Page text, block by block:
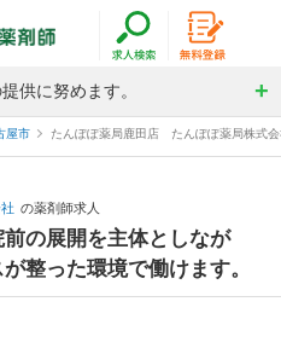
供に努めます。
屋市 たんぽぽ薬局鹿田店 たんぽぽ薬局株式
の薬剤師求人
前の展開を主体としなが
整った環境で働けます。